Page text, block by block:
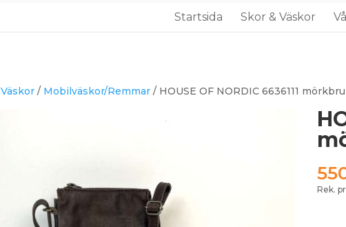
Startsida Skor & Väskor
Väskor / Mobilväskor/Remmar / HOUSE OF NORDIC 6636111
Rek.